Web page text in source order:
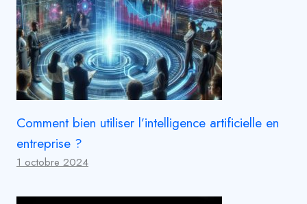
Comment bien utiliser l’intelligence artificielle en
entreprise ?
1 octobre 2024